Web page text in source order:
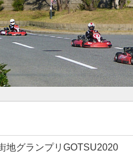
地グランプリGOTSU2020